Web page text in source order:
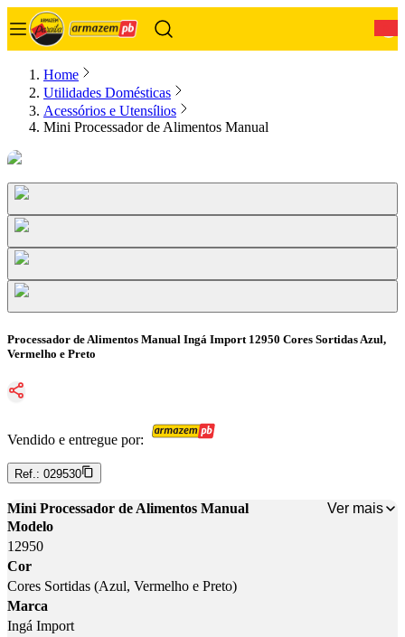
Home
Utilidades Domésticas
Acessórios e Utensílios
Mini Processador de Alimentos Manual
Processador de Alimentos Manual Ingá Import 12950 Cores Sortidas Azul,
Vermelho e Preto
Vendido e entregue por:
Ref.: 029530
Mini Processador de Alimentos Manual
Ver mais
Modelo
12950
Cor
Cores Sortidas (Azul, Vermelho e Preto)
Marca
Ingá Import